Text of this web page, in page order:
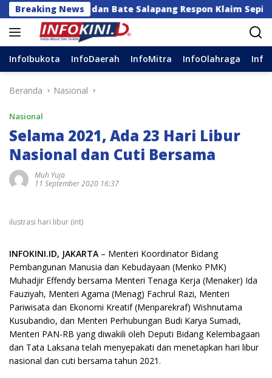
Langsung
ke
konten
Breaking News
dan Bate Salapang Respon Klaim Sepihak,
InfoIbukota InfoDaerah InfoMitra InfoOlahraga
Beranda Nasional
Nasional
Selama 2021, Ada 23 Hari Libur
Nasional dan Cuti Bersama
Muh Yuja
11 September 2020 16:37
ilustrasi hari libur (int)
INFOKINI.ID, JAKARTA – Menteri Koordinator Bidang
Pembangunan Manusia dan Kebudayaan (Menko PMK)
Muhadjir Effendy bersama Menteri Tenaga Kerja (Menaker) Ida
Fauziyah, Menteri Agama (Menag) Fachrul Razi, Menteri
Pariwisata dan Ekonomi Kreatif (Menparekraf) Wishnutama
Kusubandio, dan Menteri Perhubungan Budi Karya Sumadi,
Menteri PAN-RB yang diwakili oleh Deputi Bidang Kelembagaan
dan Tata Laksana telah menyepakati dan menetapkan hari libur
nasional dan cuti bersama tahun 2021.